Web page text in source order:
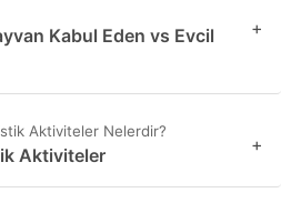
Kabul Eden vs Evcil
+
Aktiviteler Nelerdir?
Aktiviteler +